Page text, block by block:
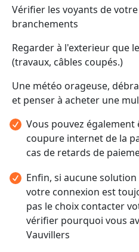
Vérifier les voyants de
branchements
Regarder à l'exterieur que
(travaux, câbles coupés.)
Une météo orageuse,
et penser à acheter une
Vous pouvez
coupure internet de la
cas de retards de
Enfin, si aucune
votre connexion est
pas le choix contacter
vérifier pourquoi vous
Vauvillers